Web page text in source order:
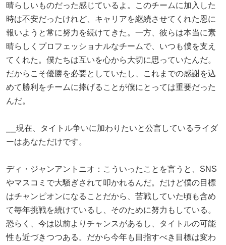
晴らしいものだった感じているよ。このチームに加入した
時は不安だったけれど、キャリアを継続させてくれた恩に
報いようと常に努力を続けてきた。一方、彼らは本当に素
晴らしくプロフェッショナルなチームで、いつも僕を支え
てくれた。僕たちは互いを心から大切に思っていたんだ。
だからこそ優勝を必要としていたし、これまでの感謝を込
めて勝利をチームに捧げることが僕にとっては重要だった
んだ。
⎯⎯現在、タイトル争いに加わりたいと公言しているライダ
ーはあなただけです。
ディ・ジャンアントニオ：こういったことを言うと、SNS
やマスコミで大騒ぎされて叩かれるんだ。だけど僕の目標
はチャンピオンになることだから、苦戦していた頃も含め
て毎年挑戦を続けているし、そのために努力もしている。
恐らく、今は以前よりチャンスがあるし、タイトルの可能
性も近づきつつある。だから今年も目指すべき目標は変わ